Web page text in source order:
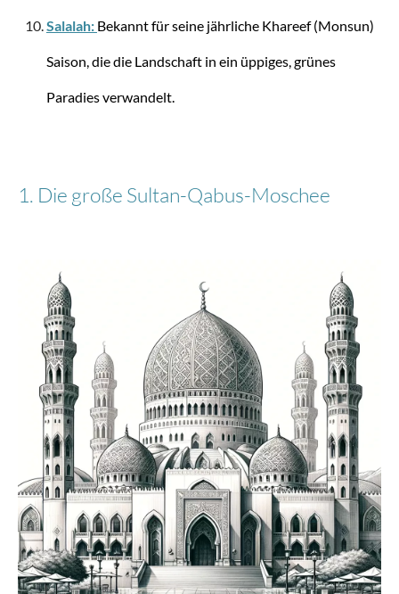
Stratic
329,95 €
Stratic
Stratic Light + - Koffer M - Khaki
149,95 € 79,90 €
Salalah: Bekannt für seine jährliche Khareef (Monsun)
Saison, die die Landschaft in ein üppiges, grünes
Paradies verwandelt.
1. Die große Sultan-Qabus-Moschee